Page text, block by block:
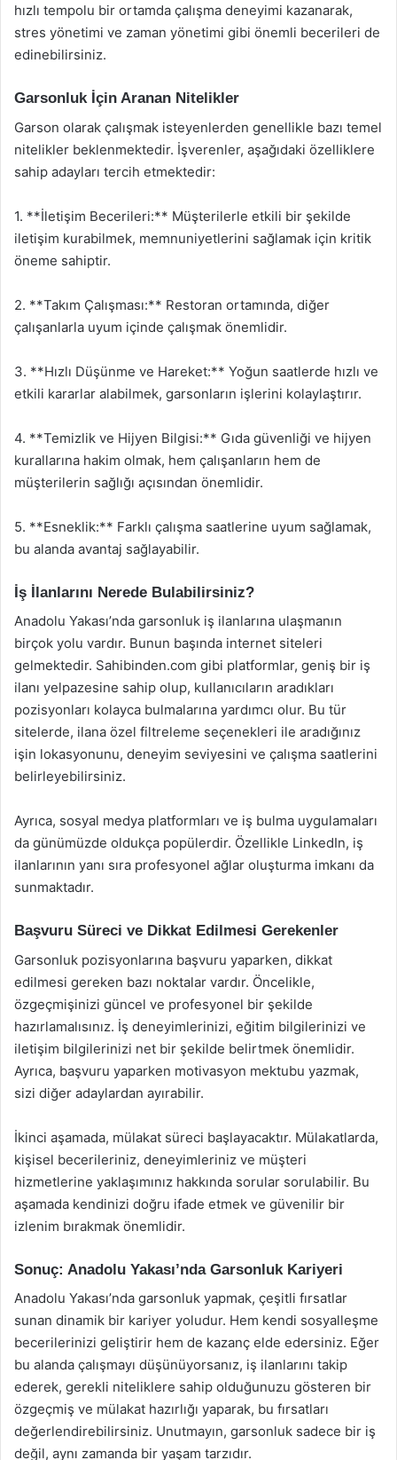
hızlı tempolu bir ortamda çalışma deneyimi kazanarak,
stres yönetimi ve zaman yönetimi gibi önemli becerileri de
edinebilirsiniz.
Garsonluk İçin Aranan Nitelikler
Garson olarak çalışmak isteyenlerden genellikle bazı temel
nitelikler beklenmektedir. İşverenler, aşağıdaki özelliklere
sahip adayları tercih etmektedir:
1. **İletişim Becerileri:** Müşterilerle etkili bir şekilde
iletişim kurabilmek, memnuniyetlerini sağlamak için kritik
öneme sahiptir.
2. **Takım Çalışması:** Restoran ortamında, diğer
çalışanlarla uyum içinde çalışmak önemlidir.
3. **Hızlı Düşünme ve Hareket:** Yoğun saatlerde hızlı ve
etkili kararlar alabilmek, garsonların işlerini kolaylaştırır.
4. **Temizlik ve Hijyen Bilgisi:** Gıda güvenliği ve hijyen
kurallarına hakim olmak, hem çalışanların hem de
müşterilerin sağlığı açısından önemlidir.
5. **Esneklik:** Farklı çalışma saatlerine uyum sağlamak,
bu alanda avantaj sağlayabilir.
İş İlanlarını Nerede Bulabilirsiniz?
Anadolu Yakası’nda garsonluk iş ilanlarına ulaşmanın
birçok yolu vardır. Bunun başında internet siteleri
gelmektedir. Sahibinden.com gibi platformlar, geniş bir iş
ilanı yelpazesine sahip olup, kullanıcıların aradıkları
pozisyonları kolayca bulmalarına yardımcı olur. Bu tür
sitelerde, ilana özel filtreleme seçenekleri ile aradığınız
işin lokasyonunu, deneyim seviyesini ve çalışma saatlerini
belirleyebilirsiniz.
Ayrıca, sosyal medya platformları ve iş bulma uygulamaları
da günümüzde oldukça popülerdir. Özellikle LinkedIn, iş
ilanlarının yanı sıra profesyonel ağlar oluşturma imkanı da
sunmaktadır.
Başvuru Süreci ve Dikkat Edilmesi Gerekenler
Garsonluk pozisyonlarına başvuru yaparken, dikkat
edilmesi gereken bazı noktalar vardır. Öncelikle,
özgeçmişinizi güncel ve profesyonel bir şekilde
hazırlamalısınız. İş deneyimlerinizi, eğitim bilgilerinizi ve
iletişim bilgilerinizi net bir şekilde belirtmek önemlidir.
Ayrıca, başvuru yaparken motivasyon mektubu yazmak,
sizi diğer adaylardan ayırabilir.
İkinci aşamada, mülakat süreci başlayacaktır. Mülakatlarda,
kişisel becerileriniz, deneyimleriniz ve müşteri
hizmetlerine yaklaşımınız hakkında sorular sorulabilir. Bu
aşamada kendinizi doğru ifade etmek ve güvenilir bir
izlenim bırakmak önemlidir.
Sonuç: Anadolu Yakası’nda Garsonluk Kariyeri
Anadolu Yakası’nda garsonluk yapmak, çeşitli fırsatlar
sunan dinamik bir kariyer yoludur. Hem kendi sosyalleşme
becerilerinizi geliştirir hem de kazanç elde edersiniz. Eğer
bu alanda çalışmayı düşünüyorsanız, iş ilanlarını takip
ederek, gerekli niteliklere sahip olduğunuzu gösteren bir
özgeçmiş ve mülakat hazırlığı yaparak, bu fırsatları
değerlendirebilirsiniz. Unutmayın, garsonluk sadece bir iş
değil, aynı zamanda bir yaşam tarzıdır.